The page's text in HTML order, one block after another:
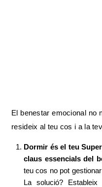
El benestar emocional no
resideix al teu cos i a la
Dormir és el teu
claus essencials del
teu cos no pot
La solució? Estableix